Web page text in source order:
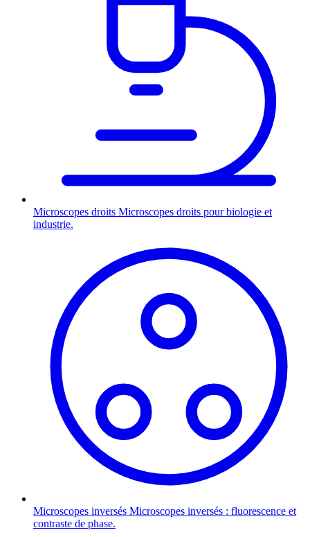
Microscopes droits Microscopes droits pour biologie et
industrie.
Microscopes inversés Microscopes inversés : fluorescence et
contraste de phase.